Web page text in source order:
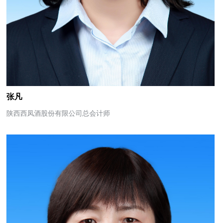
张凡
陕西西凤酒股份有限公司总会计师